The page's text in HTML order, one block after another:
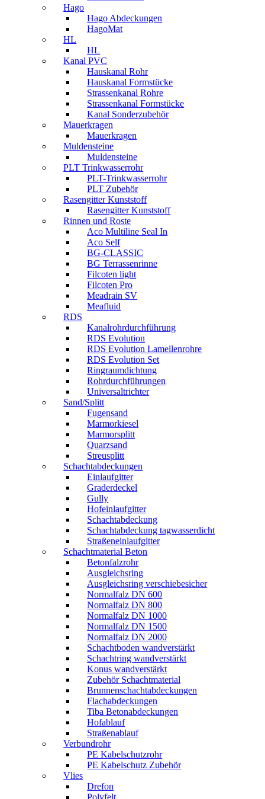
Hago
Hago Abdeckungen
HagoMat
HL
HL
Kanal PVC
Hauskanal Rohr
Hauskanal Formstücke
Strassenkanal Rohre
Strassenkanal Formstücke
Kanal Sonderzubehör
Mauerkragen
Mauerkragen
Muldensteine
Muldensteine
PLT Trinkwasserrohr
PLT-Trinkwasserrohr
PLT Zubehör
Rasengitter Kunststoff
Rasengitter Kunststoff
Rinnen und Roste
Aco Multiline Seal In
Aco Self
BG-CLASSIC
BG Terrassenrinne
Filcoten light
Filcoten Pro
Meadrain SV
Meafluid
RDS
Kanalrohrdurchführung
RDS Evolution
RDS Evolution Lamellenrohre
RDS Evolution Set
Ringraumdichtung
Rohrdurchführungen
Universaltrichter
Sand/Splitt
Fugensand
Marmorkiesel
Marmorsplitt
Quarzsand
Streusplitt
Schachtabdeckungen
Einlaufgitter
Graderdeckel
Gully
Hofeinlaufgitter
Schachtabdeckung
Schachtabdeckung tagwasserdicht
Straßeneinlaufgitter
Schachtmaterial Beton
Betonfalzrohr
Ausgleichsring
Ausgleichsring verschiebesicher
Normalfalz DN 600
Normalfalz DN 800
Normalfalz DN 1000
Normalfalz DN 1500
Normalfalz DN 2000
Schachtboden wandverstärkt
Schachtring wandverstärkt
Konus wandverstärkt
Zubehör Schachtmaterial
Brunnenschachtabdeckungen
Flachabdeckungen
Tiba Betonabdeckungen
Hofablauf
Straßenablauf
Verbundrohr
PE Kabelschutzrohr
PE Kabelschutz Zubehör
Vlies
Drefon
Polyfelt